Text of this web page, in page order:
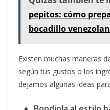
pepitos: cómo
bocadillo
Existen muchas maneras
según tus gustos o los
dejamos algunas ideas